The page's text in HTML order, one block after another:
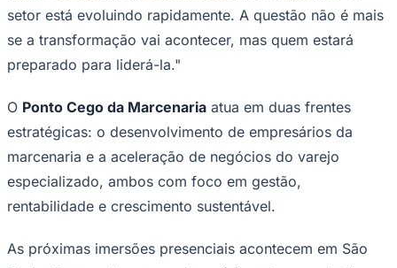
setor está evoluindo rapidamente. A questão não é mais
se a transformação vai acontecer, mas quem estará
preparado para liderá-la."
O Ponto Cego da Marcenaria atua em duas frentes
estratégicas: o desenvolvimento de empresários da
marcenaria e a aceleração de negócios do varejo
especializado, ambos com foco em gestão,
rentabilidade e crescimento sustentável.
As próximas imersões presenciais acontecem em São